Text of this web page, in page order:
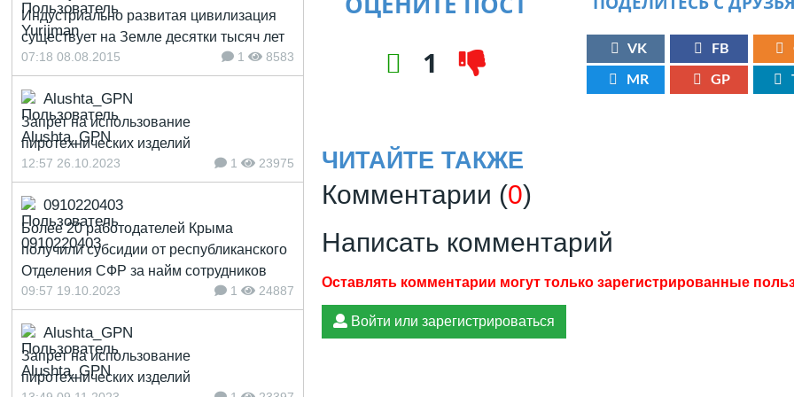
1 VK FB
MR GP
ЧИТАЙТЕ ТАКЖЕ
Комментарии (0)
Написать комментарий
Войти или зарегистрироваться
Индустриально развитая цивилизация
существует на Земле десятки тысяч лет
07:18 08.08.2015 1 8583
Alushta_GPN
Запрет на использование
пиротехнических изделий
12:57 26.10.2023 1 23975
0910220403
Более 20 работодателей Крыма
получили субсидии от республиканского
Отделения СФР за найм сотрудников
09:57 19.10.2023 1 24887
Alushta_GPN
Запрет на использование
пиротехнических изделий